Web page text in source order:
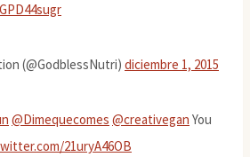
(@GodblessNutri) diciembre 1, 2015
@Dimequecomes @creativegan You
21uryA46OB